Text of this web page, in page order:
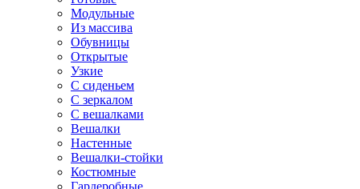
Модульные
Из массива
Обувницы
Открытые
Узкие
С сиденьем
С зеркалом
С вешалками
Вешалки
Настенные
Вешалки-стойки
Костюмные